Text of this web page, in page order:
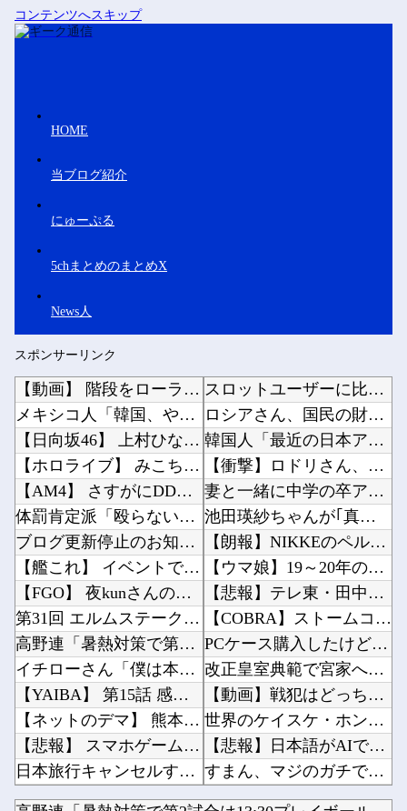
コンテンツへスキップ
HOME
当ブログ紹介
にゅーぷる
5chまとめのまとめX
News人
スポンサーリンク
【動画】 階段をローラーブレードで滑り降りる女性
メキシコ人「韓国、やめておけ」元日本代表指揮官、韓国代表の新監督有力候補に急浮上！【海外の...
【日向坂46】 上村ひなの、重大な問題について
【ホロライブ】 みこちは本当こういうの上手いなｗｗｗ
【AM4】 さすがにDDR5へ乗り換えるタイミング逃し感が半端ない
体罰肯定派「殴らないとわからない奴もいる」ワイ「いや司法や警察に突き出せばいいよね」
ブログ更新停止のお知らせ
【艦これ】 イベントで弱っている提督にご奉仕鹿島描いたでち
【FGO】 夜kunさんのモルガンイラスト！！ 蝶の羽好きです！
第31回 エルムステークス(GⅢ)
高野連「暑熱対策で第2試合は13:30プレイボールや！」
イチローさん「僕は本を読まない。好きなアニメはドラゴンボール」【海外の反応】
【YAIBA】 第15話 感想 水着VSバニー【真・侍伝 YAIBA】
【ネットのデマ】 熊本地震巡るデマがSNSで拡散中…「偽の画像や動画の投稿もあり得る」「確...
【悲報】 スマホゲーム会社さん、”サ終”相次ぎ倒産しまくってる模様
日本旅行キャンセルすべきか…1万年ぶり史上最大級の火山の兆し＝韓国の反応
美しくてやさしい僕の誇りの妻が………。
スロットユーザーに比べてなんでパチンコユーザーってリテラシーがここまで低いんだろうか…他
ロシアさん、国民の財産を没収しはじめる他
韓国人「最近の日本アニメ業界の勢力図を変えたと言われる作品がこちら…」→「こういうのが面白...
【衝撃】ロドリさん、レアル入り目前から一転バルサ加入へ 4年契約で年俸55億円ｗｗｗｗｗｗ...
妻と一緒に中学の卒アルを見ていた夫さん、妻にとんでもない秘密をバレて震える・・・他
池田瑛紗ちゃんが｢真珠の耳飾りの少女｣の魅力を語る！！！【乃木坂46】他
【朗報】NIKKEのペルソナコラボ、実装キャラ発表他
【ウマ娘】19～20年のおひんば達ってバケモノしかいないのか？他
【悲報】テレ東・田中瞳アナ、ロケ中の「勝手に撮影する人」に苦言「面識のない方にカメラを向け...
【COBRA】ストームコレクティブルズ「コブラ スペシャルエディション」アクションフィギュ...
PCケース購入したけど、リセットスイッチ付いてないのな他
改正皇室典範で宮家へ説明完了！←「日本の姿勢にリスペクト！」（海外の反応）他
【動画】戦犯はどっち？ｗｗｗｗｗｗｗｗｗｗｗｗｗｗｗｗｗｗｗｗ他
世界のケイスケ・ホンダ「ラーメン700円は安すぎる！2000円にするべき」他
【悲報】日本語がAIで不利な理由、明らかになってしまう他
すまん、マジのガチでウーバーが無理なんやが他
『はねバド！』全16巻すべて「50％ポイント還元」セール！6,336円分返ってくる！作風が...